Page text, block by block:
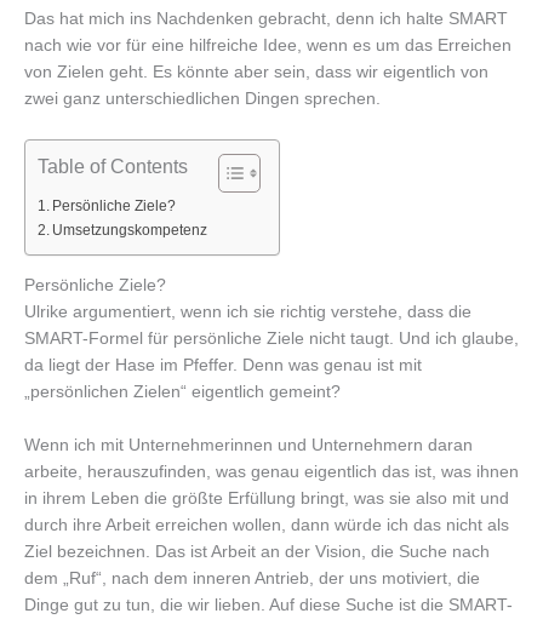
Das hat mich ins Nachdenken gebracht, denn ich halte SMART
nach wie vor für eine hilfreiche Idee, wenn es um das Erreichen
von Zielen geht. Es könnte aber sein, dass wir eigentlich von
zwei ganz unterschiedlichen Dingen sprechen.
Table of Contents
Persönliche Ziele?
Umsetzungskompetenz
Persönliche Ziele?
Ulrike argumentiert, wenn ich sie richtig verstehe, dass die
SMART-Formel für persönliche Ziele nicht taugt. Und ich glaube,
da liegt der Hase im Pfeffer. Denn was genau ist mit
„persönlichen Zielen“ eigentlich gemeint?
Wenn ich mit Unternehmerinnen und Unternehmern daran
arbeite, herauszufinden, was genau eigentlich das ist, was ihnen
in ihrem Leben die größte Erfüllung bringt, was sie also mit und
durch ihre Arbeit erreichen wollen, dann würde ich das nicht als
Ziel bezeichnen. Das ist Arbeit an der Vision, die Suche nach
dem „Ruf“, nach dem inneren Antrieb, der uns motiviert, die
Dinge gut zu tun, die wir lieben. Auf diese Suche ist die SMART-